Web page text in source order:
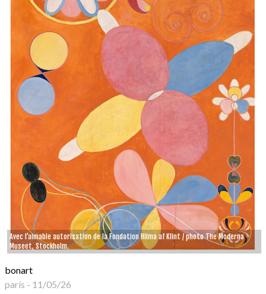
Avec l’aimable autorisation de la Fondation Hilma af Klint / photo The Moderna
Museet, Stockholm.
bonart
parís - 11/05/26